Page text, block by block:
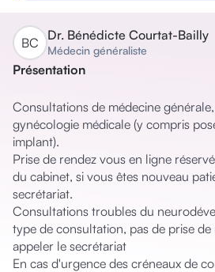
BC Dr. Bénédicte Courtat-Bailly
Médecin généraliste
Présentation
Consultations de médecine
gynécologie médicale (y compris
implant).
Prise de rendez vous en ligne
du cabinet, si vous êtes nouveau
secrétariat.
Consultations troubles du
type de consultation, pas de prise
appeler le secrétariat
En cas d'urgence des créneaux de